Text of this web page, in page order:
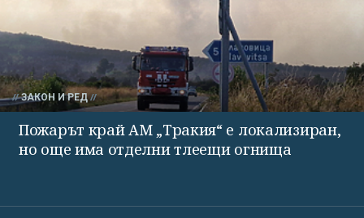
ЗАКОН И РЕД
Пожарът край АМ „Тракия“ е локализиран,
но още има отделни тлеещи огнища